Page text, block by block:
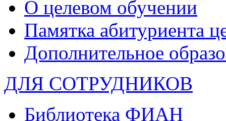
О целевом обучении
Памятка абитуриента
Дополнительное
ДЛЯ СОТРУДНИКОВ
Библиотека ФИАН